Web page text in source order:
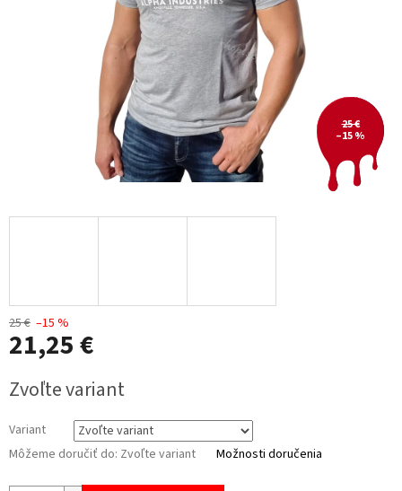
25 €
–15 %
25 € –15 %
21,25 €
cena:
Zvoľte variant
Variant
Môžeme doručiť do: Zvoľte variant Možnosti doručenia